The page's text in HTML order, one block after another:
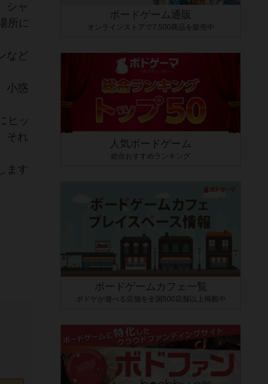
シャ
所に
など
小惑
ヒッ
それ
ます
ボードゲーム通販
オンラインストアで7,500商品を販売中
人気ボードゲーム
総合おすすめランキング
ボードゲームカフェ一覧
ボドゲが遊べる店舗を全国500店舗以上掲載中